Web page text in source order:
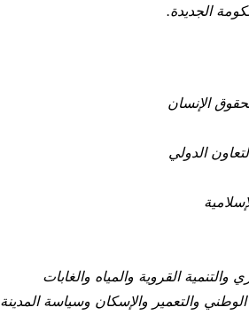
الجديدة.
الإنسان
الدولي
القروية والمياه والغابات
والتعمير والإسكان وسياسة المدينة